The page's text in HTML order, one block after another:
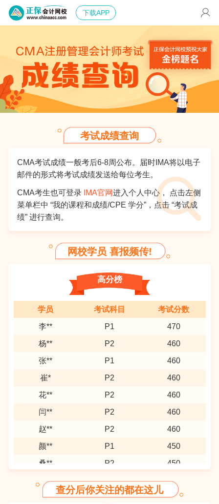
下载APP
考试成绩查询
CMA考试成绩一般考后6-8周公布。届时IMA将以电子
邮件的形式将考试成绩发送给每位考生。
CMA考生也可登录 IMA官网进入个人中心， 点击左侧
菜单栏中 “我的课程和成绩/CPE 学分”，点击 “考试成
绩” 进行查询。
网校学员 喜报频传!
高分榜
学员 考试科目
考试分数
李**
P1
470
杨**
P2
460
张**
P1
460
崔*
P2
460
花**
P2
460
闫**
P2
460
赵**
P2
460
颜**
P1
450
桑**
P2
450
羊**
P1
450
涂*
P2
450
查分后你关注的都在这儿